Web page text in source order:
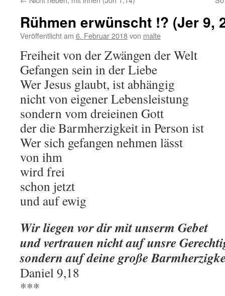
Rühmen erwünscht !? (Jer 9,
Veröffentlicht am 6. Februar 2018von malte
Freiheit von der Zwängen der Welt
Gefangen sein in der Liebe
Wer Jesus glaubt, ist abhängig
nicht von eigener Lebensleistung
sondern vom dreieinen Gott
der die Barmherzigkeit in Person ist
Wer sich gefangen nehmen lässt
von ihm
wird frei
schon jetzt
und auf ewig
Wir liegen vor dir mit unserm Gebet
und vertrauen nicht auf unsre
sondern auf deine große
Daniel 9,18
***